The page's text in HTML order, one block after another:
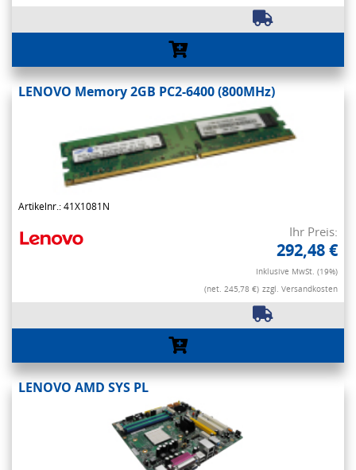
LENOVO Memory 2GB PC2-6400 (800MHz)
Artikelnr.: 41X1081N
Ihr Preis:
292,48 €
Inklusive MwSt. (19%)
(net. 245,78 €) zzgl. Versandkosten
LENOVO AMD SYS PL